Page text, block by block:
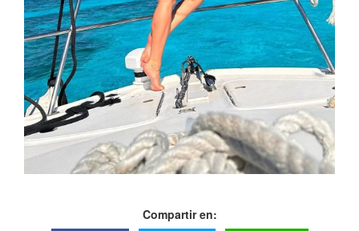
Compartir en: